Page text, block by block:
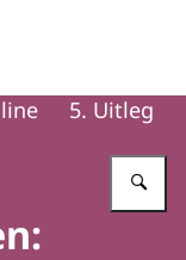
5. Uitleg